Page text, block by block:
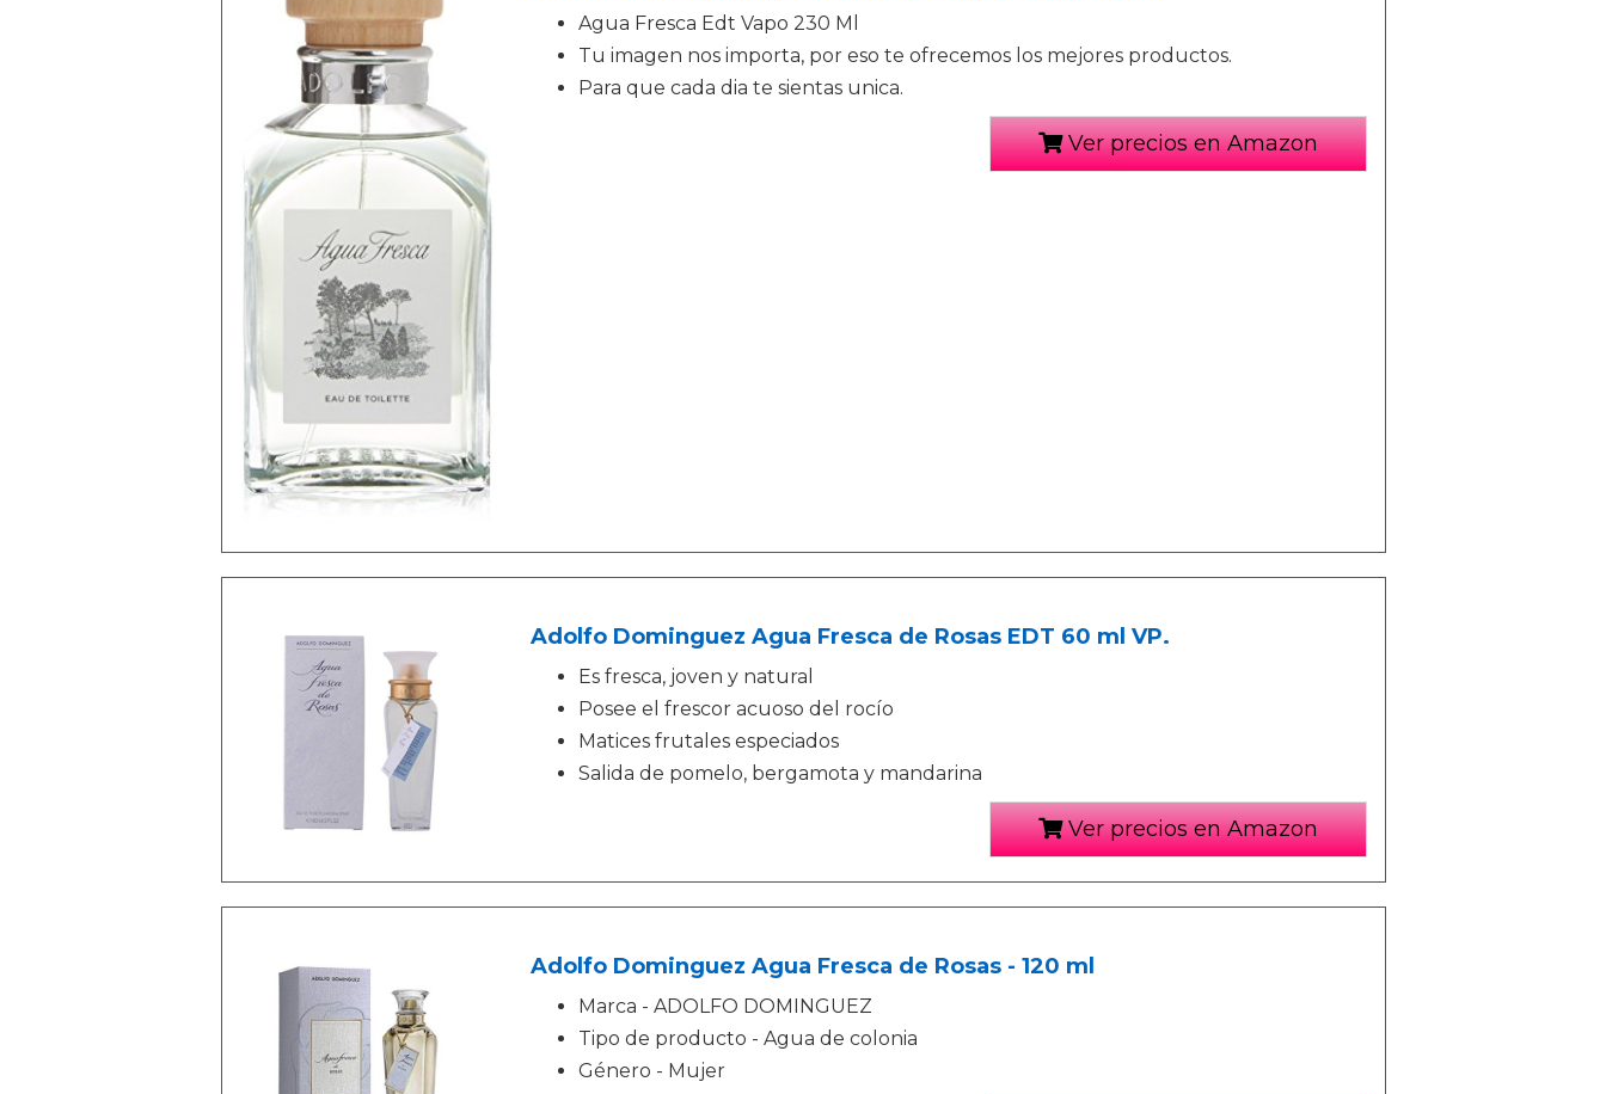
Agua Fresca Edt Vapo 230 Ml
Tu imagen nos importa, por eso te ofrecemos los mejores productos.
Para que cada dia te sientas unica.
Ver precios en Amazon
Adolfo Dominguez Agua Fresca de Rosas EDT 60 ml VP.
Es fresca, joven y natural
Posee el frescor acuoso del rocío
Matices frutales especiados
Salida de pomelo, bergamota y mandarina
Ver precios en Amazon
Adolfo Dominguez Agua Fresca de Rosas - 120 ml
Marca - ADOLFO DOMINGUEZ
Tipo de producto - Agua de colonia
Género - Mujer